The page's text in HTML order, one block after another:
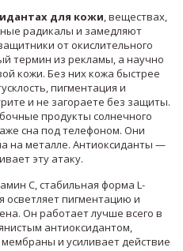
для кожи,веществах,
радикалы и замедляют
от окислительного
термин из рекламы, а научно
кожи. Без них кожа быстрее
пигментация и
и не загораете без защиты.
продукты солнечного
сна под телефоном. Они
на металле. Антиоксиданты —
эту атаку.
С,стабильная форма L-
осветляет пигментацию и
. Он работает лучше всего в
антиоксидантом,
и усиливает действие